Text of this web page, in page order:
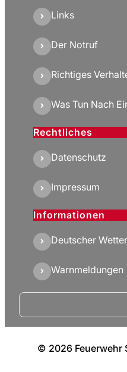
Links
Der Notruf
Richtiges
Was Tun Nach
Rechtliches
Datenschutz
Impressum
Informationen
Deutscher
Warnmeldungen
Suchen
© 2026 Feuerwehr